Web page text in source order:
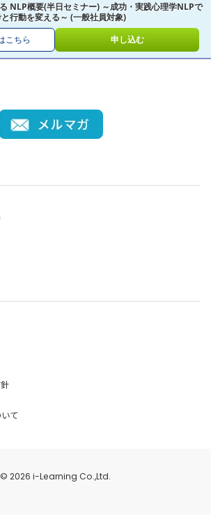
NLP概要(半日セミナー) ～成功・実践心理学NLPで
行動を変える～ (一般社員対象)
こちら
申し込む
て
© 2026 i-Learning Co.,Ltd.